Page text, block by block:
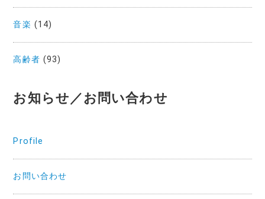
音楽 (14)
高齢者 (93)
お知らせ／お問い合わせ
Profile
お問い合わせ